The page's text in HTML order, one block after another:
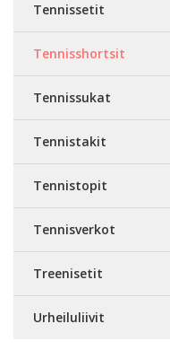
Tennissetit
Tennisshortsit
Tennissukat
Tennistakit
Tennistopit
Tennisverkot
Treenisetit
Urheiluliivit